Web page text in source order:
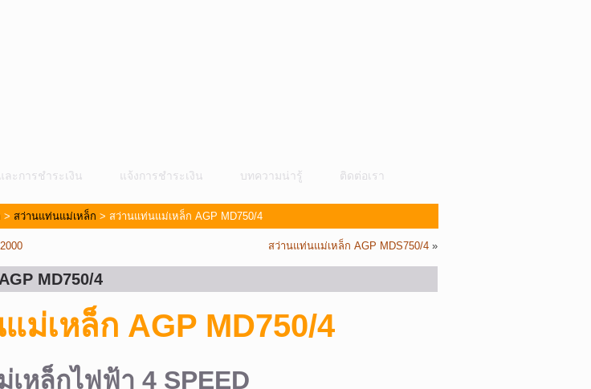
ะการชำระเงิน แจ้งการชำระเงิน บทความน่ารู้ ติดต่อเรา
> สว่านแท่นแม่เหล็ก > สว่านแท่นแม่เหล็ก AGP MD750/4
สว่านแท่นแม่เหล็ก AGP MDS750/4 »
MD750/4
ม่เหล็ก AGP MD750/4
หล็กไฟฟ้า 4 SPEED